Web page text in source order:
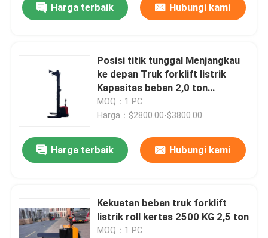
3 Way Pallet Stacker
Forklift dengan jangkauan listrik
Traktor penarik listrik
Truk Lift Double Reach
Harga terbaik Hubungi kami
Posisi titik tunggal Menjangkau
ke depan Truk forklift listrik
Kapasitas beban 2,0 ton
Ketinggian angkat 3500 meter
MOQ：1 PC
Harga：$2800.00-$3800.00
Harga terbaik Hubungi kami
Kekuatan beban truk forklift
listrik roll kertas 2500 KG 2,5 ton
MOQ：1 PC